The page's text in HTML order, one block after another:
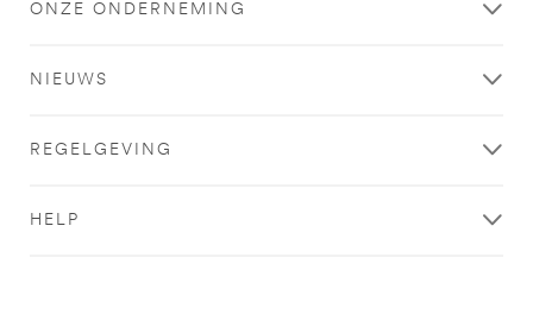
ONZE ONDERNEMING
NIEUWS
REGELGEVING
HELP